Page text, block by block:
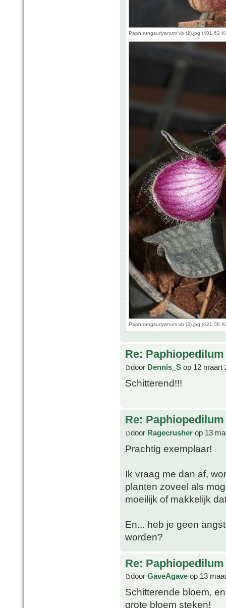
Paph rungsuriyanum vb (2).jpg (401.62
Paph rungsuriyanum vb (3).jpg (421.08
Re:
door Dennis_S op 12 maart
Schitterend!!!
Re:
door Ragecrusher op 13
Prachtig exemplaar!
Ik vraag me dan af,
planten zoveel als
moeilijk of makkelijk
En... heb je geen
worden?
Re:
door GaveAgave op 13
Schitterende bloem,
grote bloem steken!